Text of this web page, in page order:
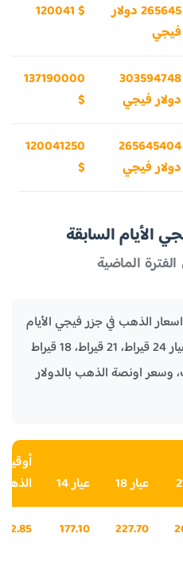
265645 دولار
فيجي
120041 $
303594748
دولار فيجي
137190000
$
265645404
دولار فيجي
120041250
$
الأيام السابقة
الماضية
الذهب في جزر فيجي الأيام
السابقة لكل من جرام الذهب عيار 24 قيراط، 21 قيراط، 18 قيراط
وسعر اونصة الذهب بالدولار
عيار 18 عيار 14
أوقية
227.70
177.10